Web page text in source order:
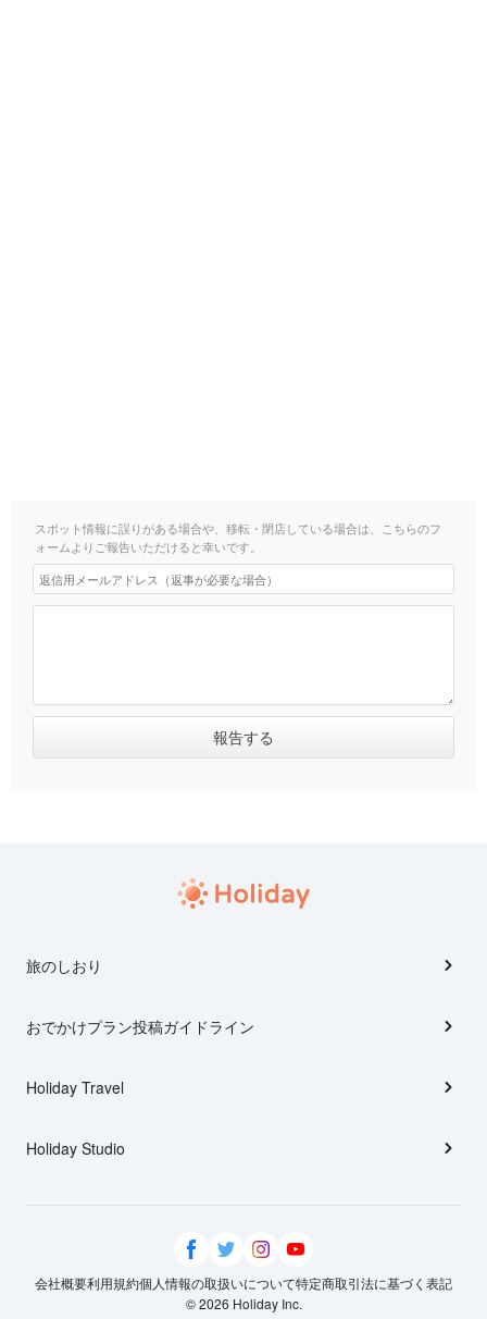
スポット情報に誤りがある場合や、移転・閉店している場合は、こちらのフ
ォームよりご報告いただけると幸いです。
旅のしおり
おでかけプラン投稿ガイドライン
Holiday Travel
Holiday Studio
会社概要利用規約個人情報の取扱いについて特定商取引法に基づく表記
© 2026 Holiday Inc.